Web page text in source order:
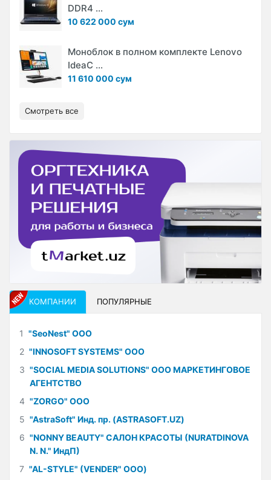
DDR4 ...
10 622 000 сум
Моноблок в полном комплекте Lenovo
IdeaC ...
11 610 000 сум
Смотреть все
КОМПАНИИ ПОПУЛЯРНЫЕ
1 "SeoNest" ООО
2 "INNOSOFT SYSTEMS" ООО
3 "SOCIAL MEDIA SOLUTIONS" ООО МАРКЕТИНГОВОЕ
АГЕНТСТВО
4 "ZORGO" ООО
5 "AstraSoft" Инд. пр. (ASTRASOFT.UZ)
6 "NONNY BEAUTY" САЛОН КРАСОТЫ (NURATDINOVA
N. N." ИндП)
7 "AL-STYLE" (VENDER" ООО)